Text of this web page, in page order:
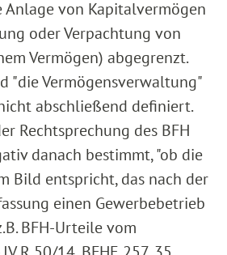
Anlage von Kapitalvermögen
oder Verpachtung von
Vermögen) abgegrenzt.
"die Vermögensverwaltung"
abschließend definiert.
Rechtsprechung des BFH
danach bestimmt, "ob die
Bild entspricht, das nach der
einen Gewerbebetrieb
BFH-Urteile vom